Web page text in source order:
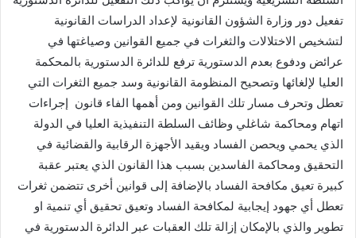
تفعيل دور وزارة الشؤون القانونية لإعداد الدراسات القانونية
لتشخيص الاختلالات والثغرات في جميع القوانين وصياغتها في
عرائض ودفوع بعدم الدستورية ترفع للدائرة الدستورية بالمحكمة
العليا لإلغائها وتصحيح المنظومة القانونية وسد جميع الثغرات التي
تعطل وتحرف مسار تلك القوانين ومن أهمها الفاء قانون إجراءات
اتهام ومحاكمة شاغلي وظائف السلطة التنفيذية العليا في الدولة
الذي يحمي ويحصن الفساد ويقيد الأجهزة الرقابية والقضائية في
التحقيق ومحاكمة الفاسدين بسبب هذا القانون الذي يعتبر عقبة
كبيرة تعيق مكافحة الفساد بالإضافة إلى قوانين أخرى تتضمن ثغرات
تعطل أي جهود إيجابية لمكافحة الفساد وتعيق تحقيق أي تنمية او
تطوير والذي بالإمكان إزالة تلك العقبات عبر الدائرة الدستورية في